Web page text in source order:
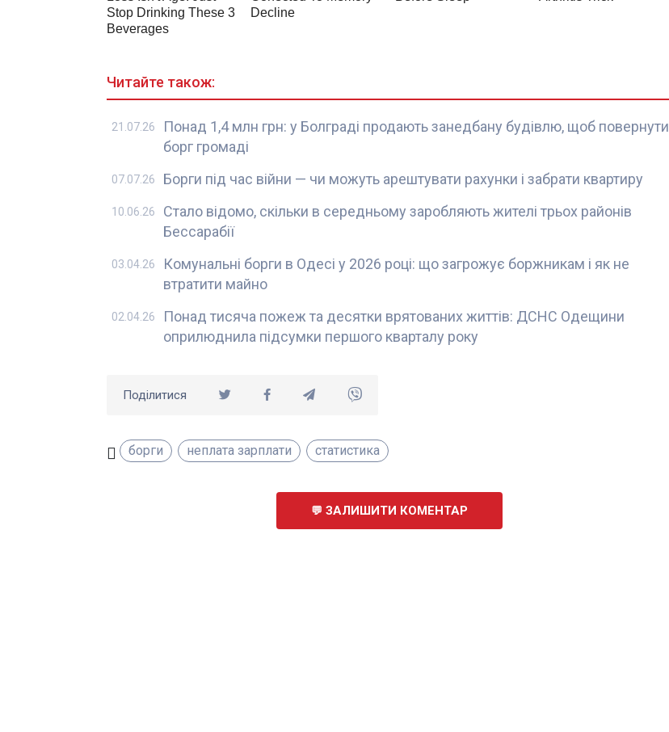
Читайте також:
Понад 1,4 млн грн: у Болграді продають занедбану будівлю, щоб повернути
борг громаді
21.07.26
Борги під час війни — чи можуть арештувати рахунки і забрати квартиру
07.07.26
Стало відомо, скільки в середньому заробляють жителі трьох районів
Бессарабії
10.06.26
Комунальні борги в Одесі у 2026 році: що загрожує боржникам і як не
втратити майно
03.04.26
Понад тисяча пожеж та десятки врятованих життів: ДСНС Одещини
оприлюднила підсумки першого кварталу року
02.04.26
Поділитися
борги неплата зарплати статистика
ЗАЛИШИТИ КОМЕНТАР